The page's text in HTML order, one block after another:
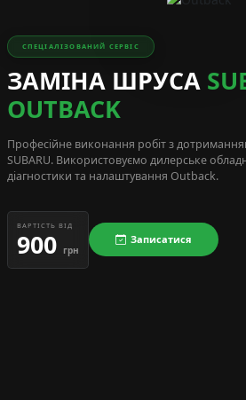
СПЕЦІАЛІЗОВАНИЙ СЕРВІС
ЗАМІНА ШРУСА
OUTBACK
Професійне виконання робіт з
SUBARU. Використовуємо дилерське
діагностики та налаштування Outback.
ВАРТІСТЬ ВІД
900 грн
Записатися